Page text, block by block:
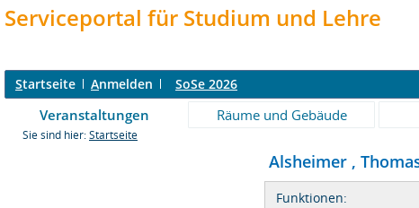
Serviceportal für Studium und Lehre
Startseite Anmelden SoSe 2026
Veranstaltungen Räume und Gebäude
Sie sind hier: Startseite
Alsheimer ,
Funktionen: